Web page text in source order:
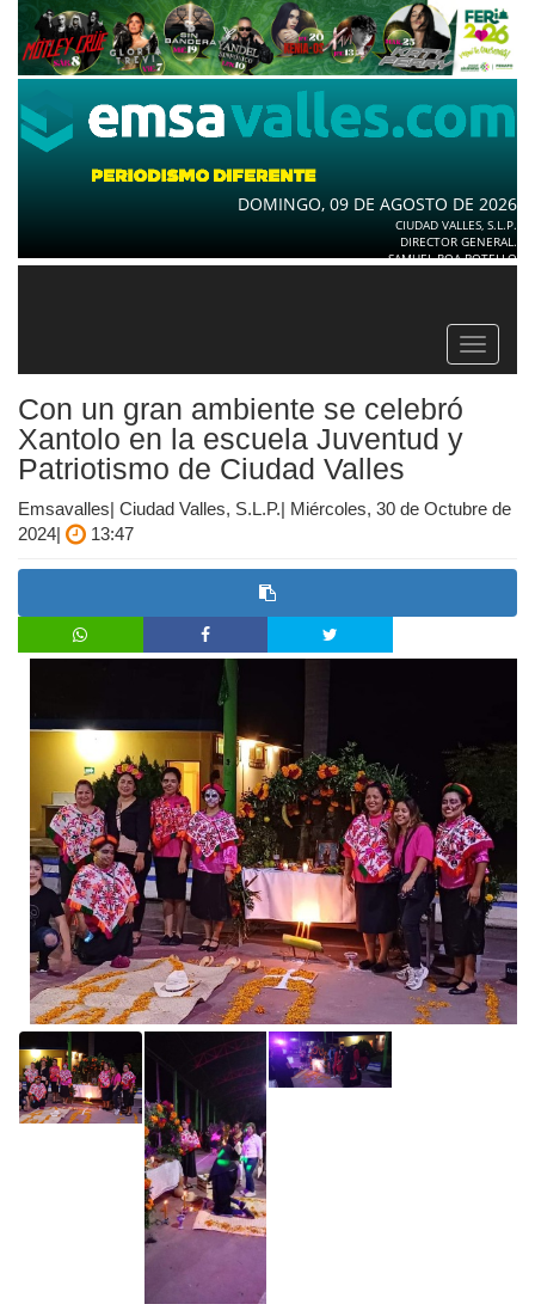
DOMINGO, 09 DE AGOSTO DE 2026
CIUDAD VALLES, S.L.P.
DIRECTOR GENERAL.
SAMUEL ROA BOTELLO
Toggle
Con un gran ambiente se celebró
Xantolo en la escuela Juventud y
Patriotismo de Ciudad Valles
Emsavalles| Ciudad Valles, S.L.P.| Miércoles, 30 de Octubre de
2024|
13:47